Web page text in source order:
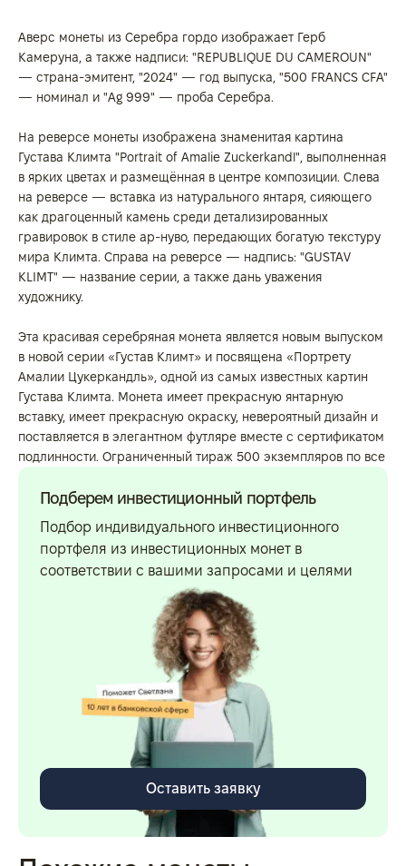
Аверс монеты из Серебра гордо изображает Герб
Камеруна, а также надписи: "REPUBLIQUE DU CAMEROUN"
— страна-эмитент, "2024" — год выпуска, "500 FRANCS CFA"
— номинал и "Ag 999" — проба Серебра.
На реверсе монеты изображена знаменитая картина
Густава Климта "Portrait of Amalie Zuckerkandl", выполненная
в ярких цветах и размещённая в центре композиции. Слева
на реверсе — вставка из натурального янтаря, сияющего
как драгоценный камень среди детализированных
гравировок в стиле ар-нуво, передающих богатую текстуру
мира Климта. Справа на реверсе — надпись: "GUSTAV
KLIMT" — название серии, а также дань уважения
художнику.
Эта красивая серебряная монета является новым выпуском
в новой серии «Густав Климт» и посвящена «Портрету
Амалии Цукеркандль», одной из самых известных картин
Густава Климта. Монета имеет прекрасную янтарную
вставку, имеет прекрасную окраску, невероятный дизайн и
поставляется в элегантном футляре вместе с сертификатом
подлинности. Ограниченный тираж 500 экземпляров по все
Подберем инвестиционный портфель
Подбор индивидуального инвестиционного
портфеля из инвестиционных монет в
соответствии с вашими запросами и целями
Оставить заявку